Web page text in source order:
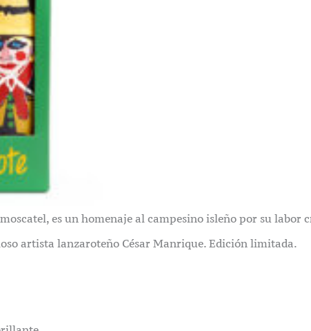
es un homenaje al campesino isleño por su labor
artista lanzaroteño César Manrique. Edición limitada.